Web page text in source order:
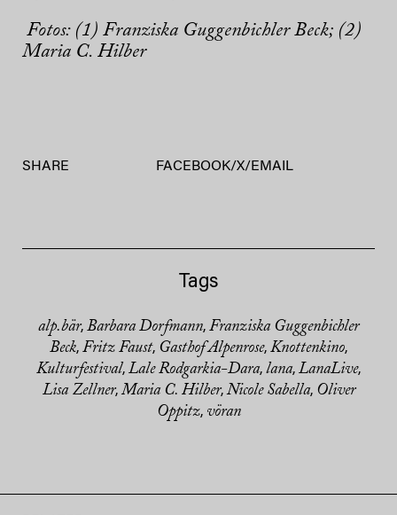
Fotos: (1) Franziska Guggenbichler Beck; (2)
Maria C. Hilber
SHARE FACEBOOK/X/ EMAIL
Tags
alp.bär, Barbara Dorfmann, Franziska Guggenbichler
Beck, Fritz Faust, Gasthof Alpenrose, Knottenkino,
Kulturfestival, Lale Rodgarkia-Dara, lana, LanaLive,
Lisa Zellner, Maria C. Hilber,Nicole Sabella, Oliver
Oppitz, vöran